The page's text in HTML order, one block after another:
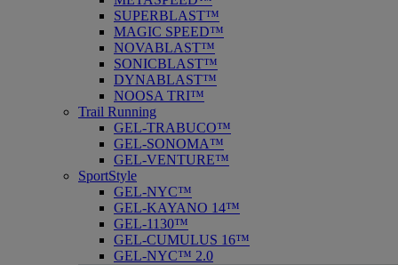
SUPERBLAST™
MAGIC SPEED™
NOVABLAST™
SONICBLAST™
DYNABLAST™
NOOSA TRI™
Trail Running
GEL-TRABUCO™
GEL-SONOMA™
GEL-VENTURE™
SportStyle
GEL-NYC™
GEL-KAYANO 14™
GEL-1130™
GEL-CUMULUS 16™
GEL-NYC™ 2.0